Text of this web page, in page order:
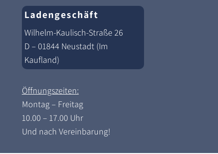
Ladengeschäft
Wilhelm-Kaulisch-Straße 26
D – 01844 Neustadt (Im
Kaufland)
Öffnungszeiten:
Montag – Freitag
10.00 – 17.00 Uhr
Und nach Vereinbarung!